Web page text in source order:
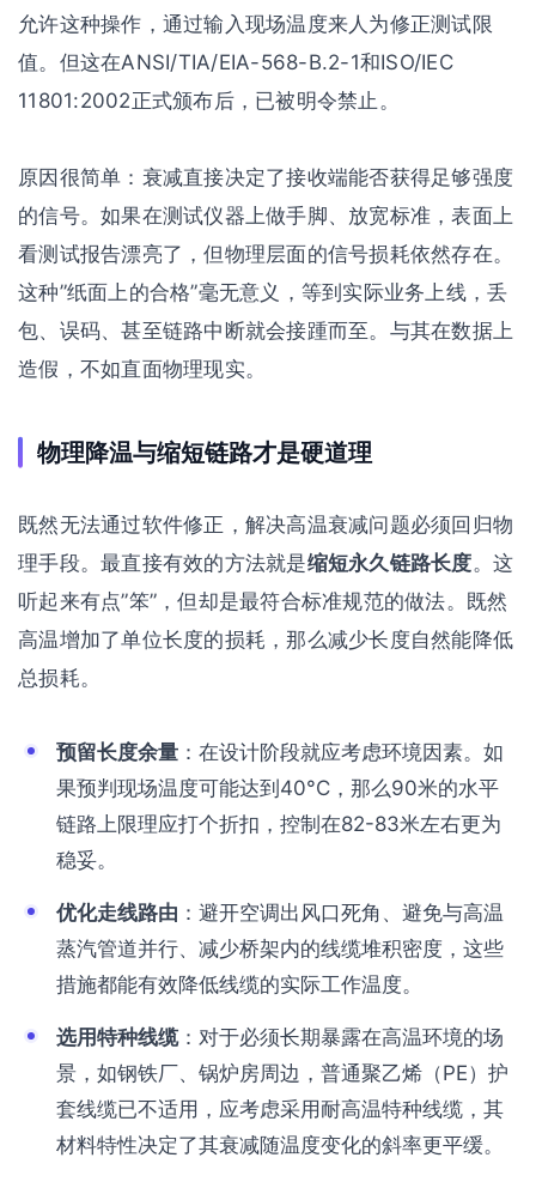
允许这种操作，通过输入现场温度来人为修正测试限
值。但这在ANSI/TIA/EIA-568-B.2-1和ISO/IEC
11801:2002正式颁布后，已被明令禁止。
原因很简单：衰减直接决定了接收端能否获得足够强度
的信号。如果在测试仪器上做手脚、放宽标准，表面上
看测试报告漂亮了，但物理层面的信号损耗依然存在。
这种”纸面上的合格”毫无意义，等到实际业务上线，丢
包、误码、甚至链路中断就会接踵而至。与其在数据上
造假，不如直面物理现实。
物理降温与缩短链路才是硬道理
既然无法通过软件修正，解决高温衰减问题必须回归物
理手段。最直接有效的方法就是缩短永久链路长度。这
听起来有点”笨”，但却是最符合标准规范的做法。既然
高温增加了单位长度的损耗，那么减少长度自然能降低
总损耗。
预留长度余量 ：在设计阶段就应考虑环境因素。如
果预判现场温度可能达到40°C，那么90米的水平
链路上限理应打个折扣，控制在82-83米左右更为
稳妥。
优化走线路由 ：避开空调出风口死角、避免与高温
蒸汽管道并行、减少桥架内的线缆堆积密度，这些
措施都能有效降低线缆的实际工作温度。
选用特种线缆：对于必须长期暴露在高温环境的场
景，如钢铁厂、锅炉房周边，普通聚乙烯（PE）护
套线缆已不适用，应考虑采用耐高温特种线缆，其
材料特性决定了其衰减随温度变化的斜率更平缓。